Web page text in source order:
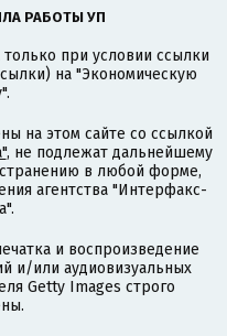
РАБОТЫ УП
при условии ссылки
на "Экономическую
на этом сайте со ссылкой
, не подлежат дальнейшему
в любой форме,
агентства "Интерфакс-
и воспроизведение
и/или аудиовизуальных
Getty Images строго